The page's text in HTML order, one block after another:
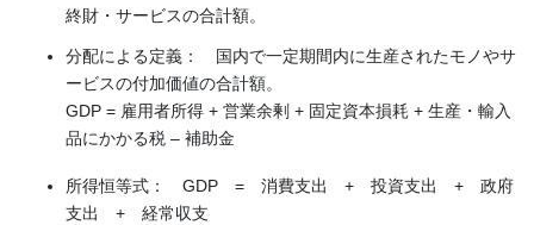
終財・サービスの合計額。
分配による定義： 国内で一定期間内に生産されたモノやサ
ービスの付加価値の合計額。
GDP = 雇用者所得 + 営業余剰 + 固定資本損耗 + 生産・輸入
品にかかる税 – 補助金
所得恒等式： GDP = 消費支出 + 投資支出 + 政府
支出 + 経常収支